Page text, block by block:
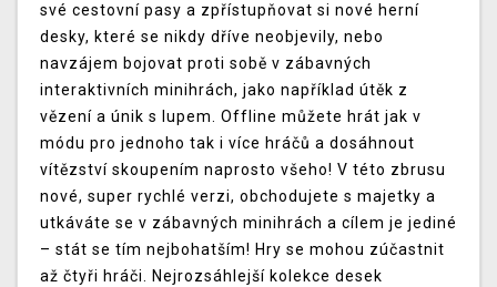
své cestovní pasy a zpřístupňovat si nové herní
desky, které se nikdy dříve neobjevily, nebo
navzájem bojovat proti sobě v zábavných
interaktivních minihrách, jako například útěk z
vězení a únik s lupem. Offline můžete hrát jak v
módu pro jednoho tak i více hráčů a dosáhnout
vítězství skoupením naprosto všeho! V této zbrusu
nové, super rychlé verzi, obchodujete s majetky a
utkáváte se v zábavných minihrách a cílem je jediné
– stát se tím nejbohatším! Hry se mohou zúčastnit
až čtyři hráči. Nejrozsáhlejší kolekce desek